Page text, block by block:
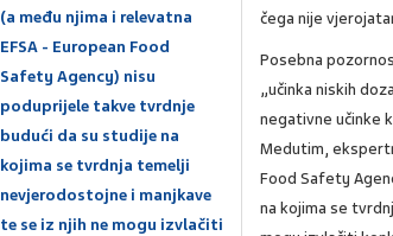
(a među njima i relevatna
EFSA - European Food
Safety Agency) nisu
poduprijele takve tvrdnje
budući da su studije na
kojima se tvrdnja temelji
nevjerodostojne i manjkave
te se iz njih ne mogu izvlačiti
čega nije
Posebna
„učinka niskih
negativne učinke
Medutim,
Food Safety
na kojima se